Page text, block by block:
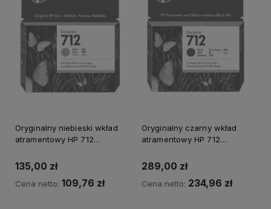
Oryginalny niebieski wkład
atramentowy HP 712
135,00 zł
Cena netto: 109,76 zł
Oryginalny czarny wkład
atramentowy HP 712
289,00 zł
Cena netto: 234,96 zł